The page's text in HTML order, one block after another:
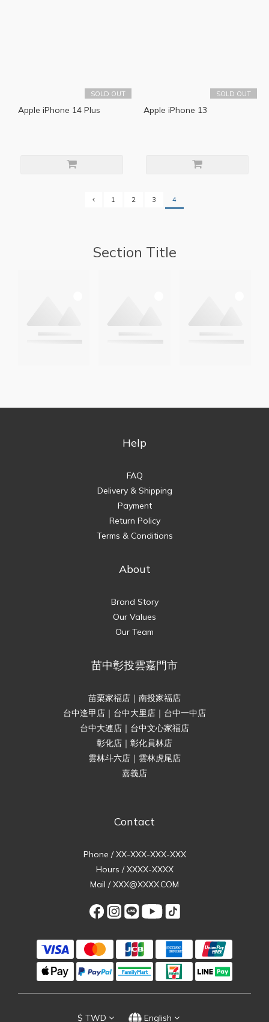
SOLD OUT
Apple iPhone 14 Plus
SOLD OUT
Apple iPhone 13
1 2 3 4
Section Title
Help
FAQ
Delivery & Shipping
Payment
Return Policy
Terms & Conditions
About
Brand Story
Our Values
Our Team
苗中彰投雲嘉門市
苗栗家福店｜南投家福店
台中逢甲店｜台中大里店｜台中一中店
台中大連店｜台中文心家福店
彰化店｜彰化員林店
雲林斗六店｜雲林虎尾店
嘉義店
Contact
Phone / XX-XXX-XXX-XXX
Hours / XXXX-XXXX
Mail / XXX@XXXX.COM
$ TWD English